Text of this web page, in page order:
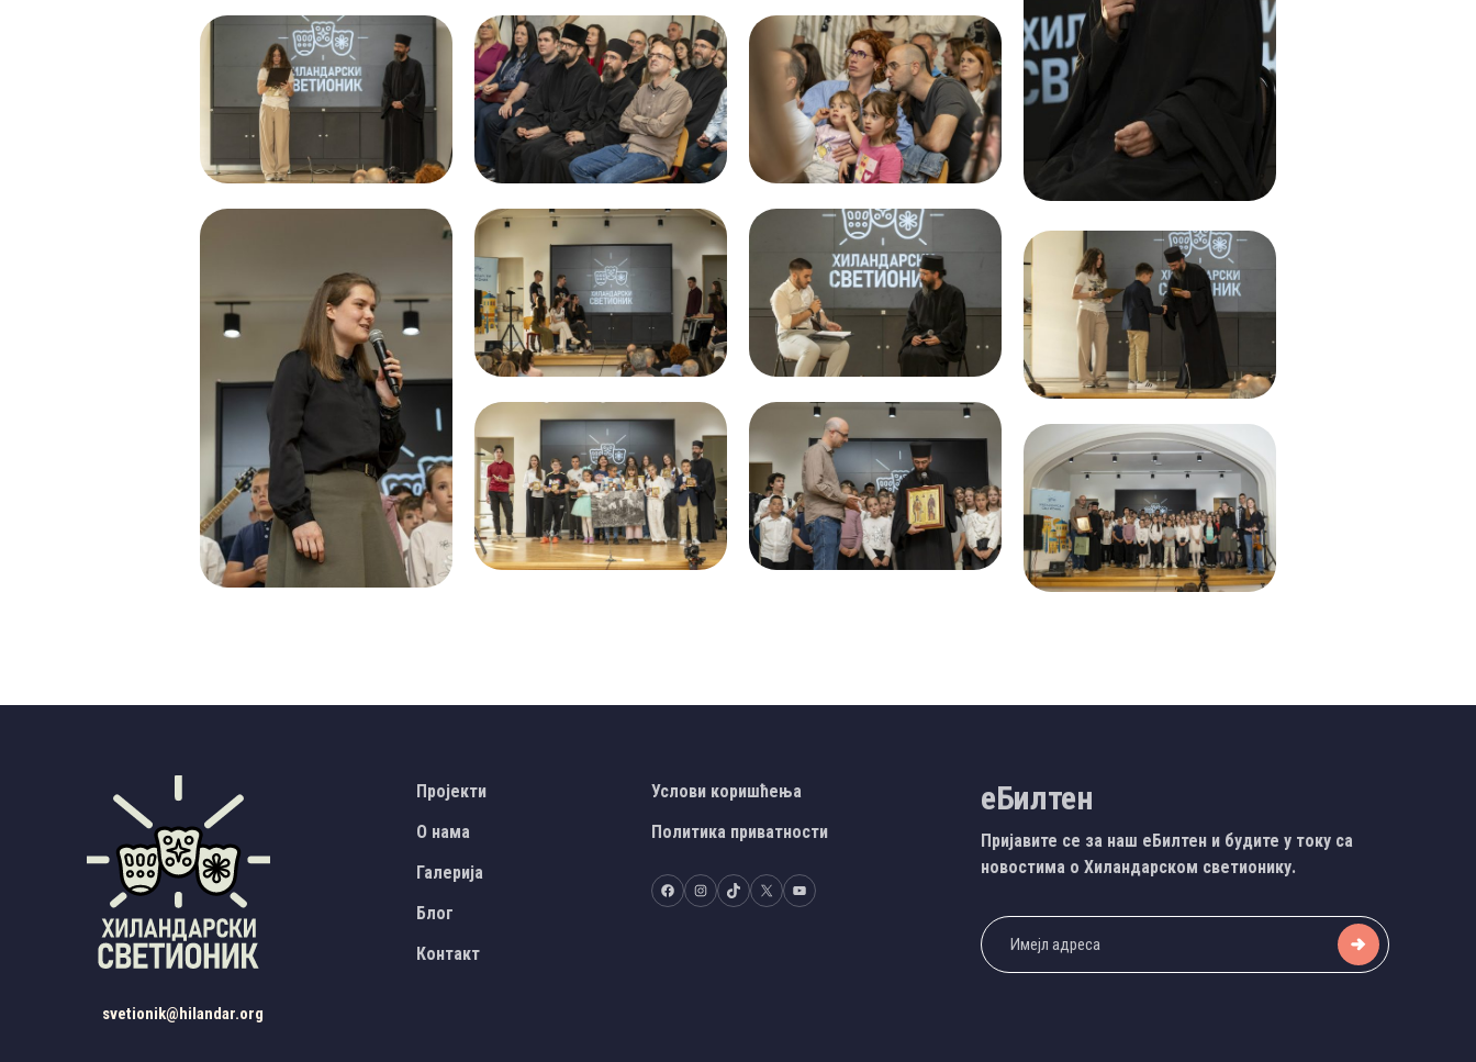
svetionik@hilandar.org
Пројекти
О нама
Галерија
Блог
Контакт
Услови коришћења
Политика приватности
Facebook
Instagram
TikTok
X YouTube
еБилтен
Пријавите се за наш еБилтен и будите у току са
новостима о Хиландарском светионику.